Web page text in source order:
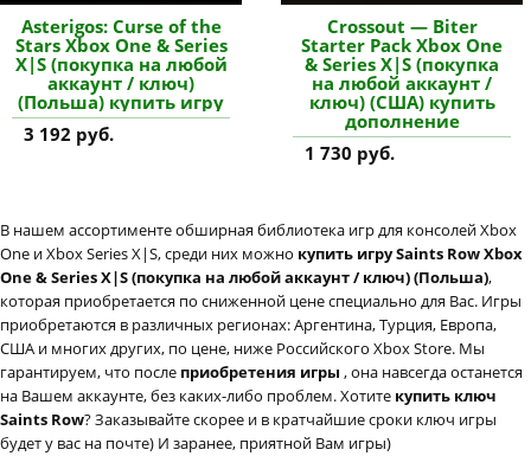
Asterigos: Curse of the
Stars Xbox One & Series
X|S (покупка на любой
аккаунт / ключ)
(Польша) купить игру
3 192 руб.
Crossout — Biter
Starter Pack Xbox One
& Series X|S (покупка
на любой аккаунт /
ключ) (США) купить
дополнение
1 730 руб.
В нашем ассортименте обширная библиотека игр для консолей Xbox
One и Xbox Series X|S, среди них можно купить игру Saints Row Xbox
One & Series X|S (покупка на любой аккаунт / ключ) (Польша),
которая приобретается по сниженной цене специально для Вас. Игры
приобретаются в различных регионах: Аргентина, Турция, Европа,
США и многих других, по цене, ниже Российского Xbox Store. Мы
гарантируем, что после приобретения игры , она навсегда останется
на Вашем аккаунте, без каких-либо проблем. Хотите купить ключ
Saints Row? Заказывайте скорее и в кратчайшие сроки ключ игры
будет у вас на почте) И заранее, приятной Вам игры)